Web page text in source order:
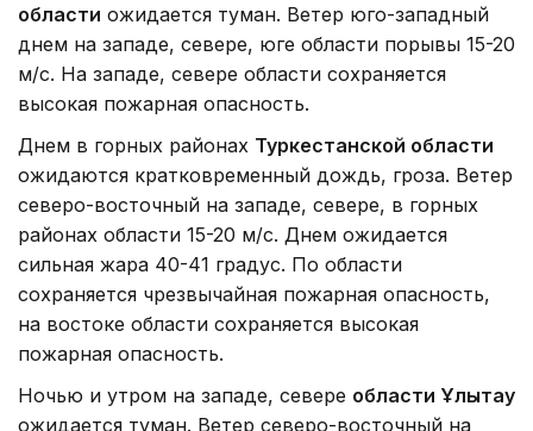
области ожидается туман. Ветер юго-западный
днем на западе, севере, юге области порывы 15-20
м/с. На западе, севере области сохраняется
высокая пожарная опасность.
Днем в горных районах Туркестанской области
ожидаются кратковременный дождь, гроза. Ветер
северо-восточный на западе, севере, в горных
районах области 15-20 м/с. Днем ожидается
сильная жара 40-41 градус. По области
сохраняется чрезвычайная пожарная опасность,
на востоке области сохраняется высокая
пожарная опасность.
Ночью и утром на западе, севере области Ұлытау
ожидается туман. Ветер северо-восточный на